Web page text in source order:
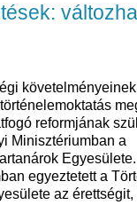
reformjának
Minisztériumban a
egyeztetett a
az